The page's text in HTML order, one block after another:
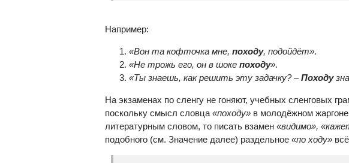
Например:
«Вон та кофточка мне, походу, подойдёт».
«Не трожь его, он в шоке походу».
«Ты знаешь, как решить эту задачку? –Походу
На экзаменах по сленгу не гоняют, учебных сленговых
поскольку смысл словца «походу» в молодёжном
литературным словом, то писать взамен «видимо»,
подобного (см. Значение далее) раздельное «по ходу»